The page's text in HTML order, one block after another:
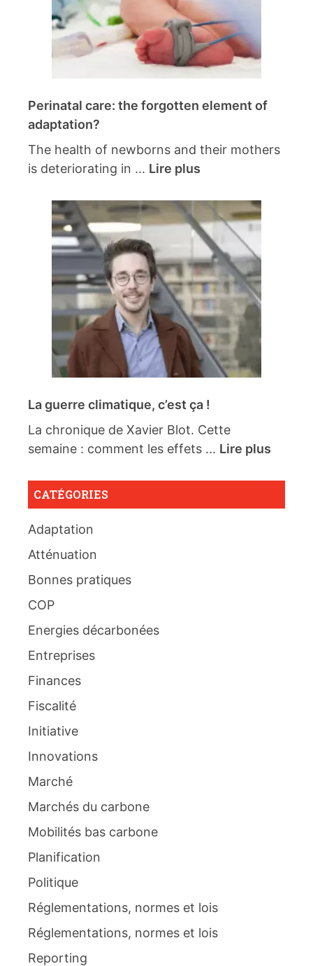
Perinatal care: the forgotten element of
adaptation?
The health of newborns and their mothers
is deteriorating in ... Lire plus
La guerre climatique, c’est ça !
La chronique de Xavier Blot. Cette
semaine : comment les effets ... Lire plus
CATÉGORIES
Adaptation
Atténuation
Bonnes pratiques
COP
Energies décarbonées
Entreprises
Finances
Fiscalité
Initiative
Innovations
Marché
Marchés du carbone
Mobilités bas carbone
Planification
Politique
Réglementations, normes et lois
Réglementations, normes et lois
Reporting